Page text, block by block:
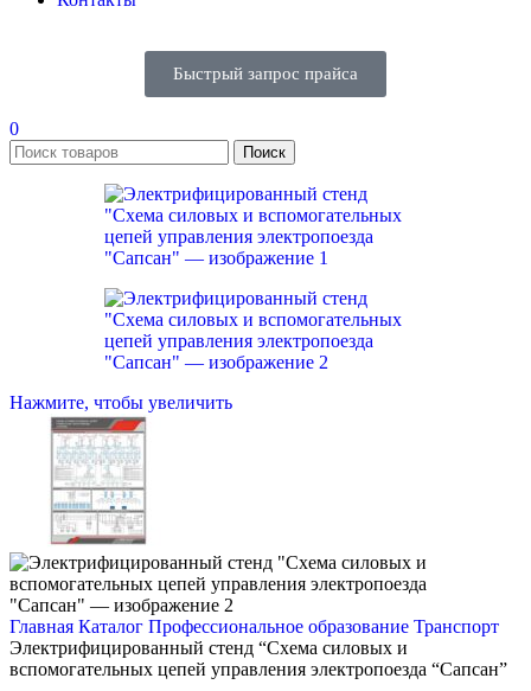
Быстрый запрос прайса
0
Поиск
Нажмите, чтобы увеличить
Главная Каталог Профессиональное образование Транспорт
Электрифицированный стенд “Схема силовых и
вспомогательных цепей управления электропоезда “Сапсан”